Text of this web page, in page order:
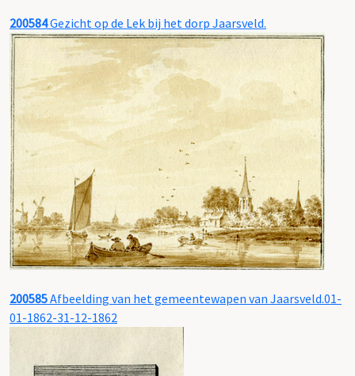
200584Gezicht op de Lek bij het dorp Jaarsveld.
200585Afbeelding van het gemeentewapen van Jaarsveld.01-
01-1862-31-12-1862